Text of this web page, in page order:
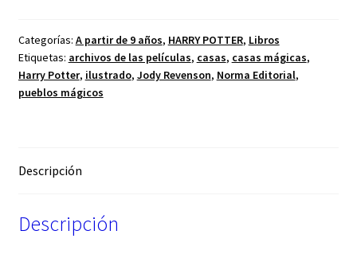
Categorías: A partir de 9 años, HARRY POTTER, Libros
Etiquetas: archivos de las películas, casas, casas mágicas,
Harry Potter, ilustrado, Jody Revenson, Norma Editorial,
pueblos mágicos
Descripción
Descripción